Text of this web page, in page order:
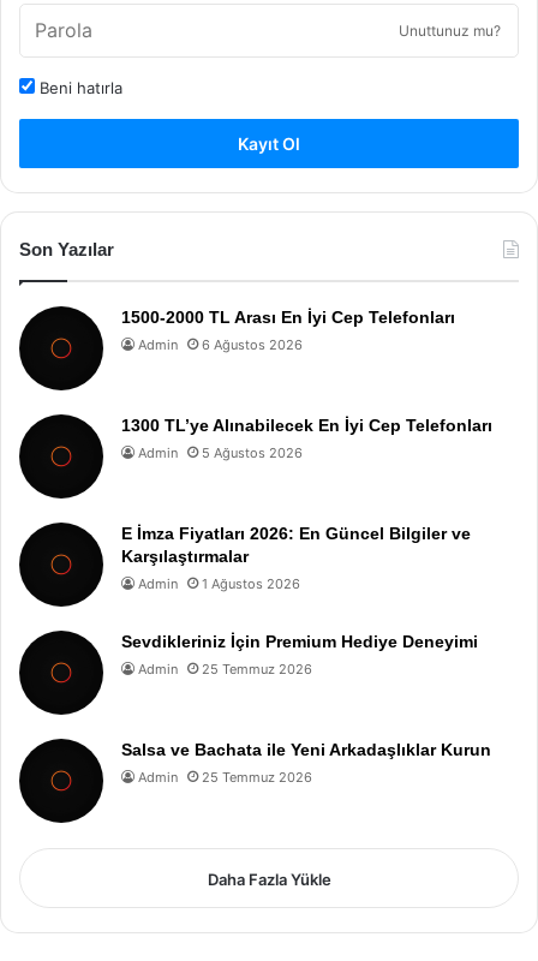
Unuttunuz mu?
Beni hatırla
Kayıt Ol
Son Yazılar
1500-2000 TL Arası En İyi Cep Telefonları
Admin 6 Ağustos 2026
1300 TL’ye Alınabilecek En İyi Cep Telefonları
Admin 5 Ağustos 2026
E İmza Fiyatları 2026: En Güncel Bilgiler ve
Karşılaştırmalar
Admin 1 Ağustos 2026
Sevdikleriniz İçin Premium Hediye Deneyimi
Admin 25 Temmuz 2026
Salsa ve Bachata ile Yeni Arkadaşlıklar Kurun
Admin 25 Temmuz 2026
Daha Fazla Yükle